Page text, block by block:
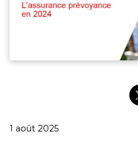
Publié
1 août 2025